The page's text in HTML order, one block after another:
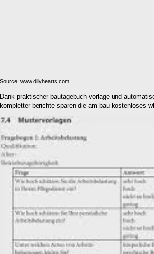
Source: www.dillyhearts.com
Dank praktischer bautagebuch vorlage und
kompletter berichte sparen die am bau kostenloses